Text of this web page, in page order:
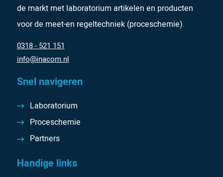
de markt met laboratorium artikelen en producten
voor de meet-en regeltechniek (proceschemie).
0318 - 521 151
info@inacom.nl
Snel navigeren
Laboratorium
Proceschemie
Partners
Handige links